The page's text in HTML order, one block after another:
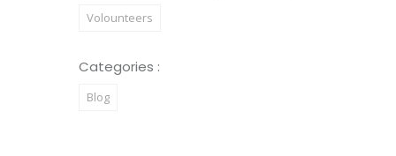
Volounteers
Categories :
Blog